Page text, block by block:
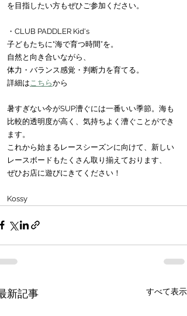
を目指したい方もぜひご参加ください。
・CLUB PADDLER Kid's
子どもたちに"海で育つ時間”を。
自然と向き合いながら、
体力・バランス感覚・判断力を育てる。
詳細は こちらから
暑すぎない今がSUP漕ぐには一番いい季節。海も
比較的透明度が高く、気持ちよく漕ぐことができ
ます。
これから始まるレースシーズンに向けて、新しい
レースボードもたくさん取り揃えております、
ぜひお店に遊びにきてください！
Kossy
新記事 すべて表示